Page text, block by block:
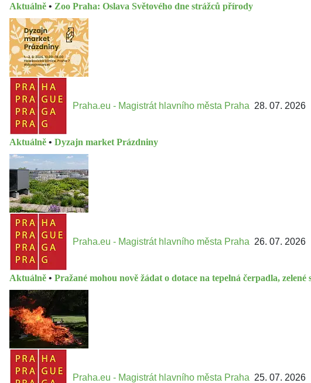
Aktuálně • Zoo Praha: Oslava Světového dne strážců přírody
Praha.eu - Magistrát hlavního města Praha 28. 07. 2026
Aktuálně • Dyzajn market Prázdniny
Praha.eu - Magistrát hlavního města Praha 26. 07. 2026
Aktuálně • Pražané mohou nově žádat o dotace na tepelná čerpadla,
Praha.eu - Magistrát hlavního města Praha 25. 07. 2026